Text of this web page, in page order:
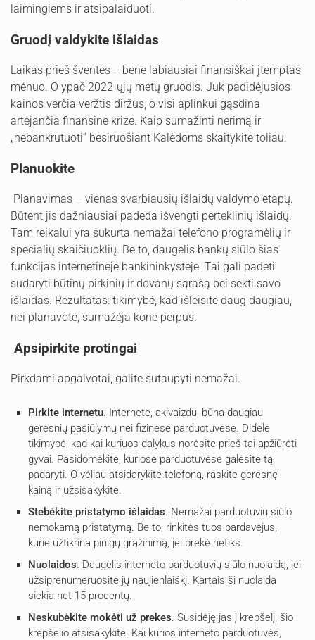
laimingiems ir atsipalaiduoti.
Gruodį valdykite išlaidas
Laikas prieš šventes − bene labiausiai finansiškai įtemptas
mėnuo. O ypač 2022-ųjų metų gruodis. Juk padidėjusios
kainos verčia veržtis diržus, o visi aplinkui gąsdina
artėjančia finansine krize. Kaip sumažinti nerimą ir
„nebankrutuoti“ besiruošiant Kalėdoms skaitykite toliau.
Planuokite
Planavimas – vienas svarbiausių išlaidų valdymo etapų.
Būtent jis dažniausiai padeda išvengti perteklinių išlaidų.
Tam reikalui yra sukurta nemažai telefono programėlių ir
specialių skaičiuoklių. Be to, daugelis bankų siūlo šias
funkcijas internetinėje bankininkystėje. Tai gali padėti
sudaryti būtinų pirkinių ir dovanų sąrašą bei sekti savo
išlaidas. Rezultatas: tikimybė, kad išleisite daug daugiau,
nei planavote, sumažėja kone perpus.
Apsipirkite protingai
Pirkdami apgalvotai, galite sutaupyti nemažai.
Pirkite internetu. Internete, akivaizdu, būna daugiau
geresnių pasiūlymų nei fizinėse parduotuvėse. Didelė
tikimybė, kad kai kuriuos dalykus norėsite prieš tai apžiūrėti
gyvai. Pasidomėkite, kuriose parduotuvėse galėsite tą
padaryti. O vėliau atsidarykite telefoną, raskite geresnę
kainą ir užsisakykite.
Stebėkite pristatymo išlaidas. Nemažai parduotuvių siūlo
nemokamą pristatymą. Be to, rinkitės tuos pardavėjus,
kurie užtikrina pinigų grąžinimą, jei prekė netiks.
Nuolaidos. Daugelis interneto parduotuvių siūlo nuolaidą, jei
užsiprenumeruosite jų naujienlaiškį. Kartais ši nuolaida
siekia net 15 procentų.
Neskubėkite mokėti už prekes. Susidėję jas į krepšelį, šio
krepšelio atsisakykite. Kai kurios interneto parduotuvės,